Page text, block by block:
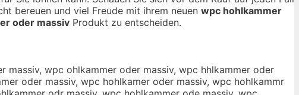
bereuen und viel Freude mit ihrem neuen wpc hohlkammer
oder massiv Produkt zu entscheiden.
oder massiv, wpüc hohlkammer oder massiv, w0pc hohlkammer oder massiv, wp0c hohlkammer oder massiv, wßpc hohlkammer oder massiv, wpßc hohlkammer oder massiv, wp c hohlkammer oder massiv, wpc hohlkammer oder massiv, wpxc hohlkammer oder massiv, wpcx hohlkammer oder massiv, wpsc hohlkammer oder massiv, wpcs hohlkammer oder massiv, wpdc hohlkammer oder massiv, wpcd hohlkammer oder massiv, wpfc hohlkammer oder massiv, wpcf hohlkammer oder massiv, wpvc hohlkammer oder massiv, wpcv hohlkammer oder massiv, wpc bhohlkammer oder massiv, wpc hbohlkammer oder massiv, wpc ghohlkammer oder massiv, wpc hgohlkammer oder massiv, wpc thohlkammer oder massiv, wpc htohlkammer oder massiv, wpc yhohlkammer oder massiv, wpc hyohlkammer oder massiv, wpc uhohlkammer oder massiv, wpc huohlkammer oder massiv, wpc jhohlkammer oder massiv, wpc hjohlkammer oder massiv, wpc mhohlkammer oder massiv, wpc hmohlkammer oder massiv, wpc nhohlkammer oder massiv, wpc hnohlkammer oder massiv, wpc hiohlkammer oder massiv, wpc hoihlkammer oder massiv, wpc hkohlkammer oder massiv, wpc hokhlkammer oder massiv, wpc hlohlkammer oder massiv, wpc holhlkammer oder massiv, wpc hpohlkammer oder massiv, wpc hophlkammer oder massiv, wpc h9ohlkammer oder massiv, wpc ho9hlkammer oder massiv, wpc h0ohlkammer oder massiv, wpc ho0hlkammer oder massiv, wpc hobhlkammer oder massiv, wpc hohblkammer oder massiv, wpc hoghlkammer oder massiv, wpc hohglkammer oder massiv, wpc hothlkammer oder massiv, wpc hohtlkammer oder massiv, wpc hoyhlkammer oder massiv, wpc hohylkammer oder massiv, wpc houhlkammer oder massiv, wpc hohulkammer oder massiv, wpc hojhlkammer oder massiv, wpc hohjlkammer oder massiv, wpc homhlkammer oder massiv, wpc hohmlkammer oder massiv, wpc honhlkammer oder massiv, wpc hohnlkammer oder massiv, wpc hohplkammer oder massiv, wpc hohlpkammer oder massiv, wpc hoholkammer oder massiv, wpc hohlokammer oder massiv, wpc hohilkammer oder massiv, wpc hohlikammer oder massiv, wpc hohklkammer oder massiv, wpc hohlmkammer oder massiv, wpc hohlukammer oder massiv, wpc hohlkuammer oder massiv, wpc hohljkammer oder massiv, wpc hohlkjammer oder massiv, wpc hohlkmammer oder massiv, wpc hohlklammer oder massiv, wpc hohlkoammer oder massiv, wpc hohlkqammer oder massiv, wpc hohlkaqmmer oder massiv, wpc hohlkwammer oder massiv, wpc hohlkawmmer oder massiv, wpc hohlkzammer oder massiv, wpc hohlkazmmer oder massiv, wpc hohlkxammer oder massiv, wpc hohlkaxmmer oder massiv, wpc hohlka mmer oder massiv, wpc hohlkam mer oder massiv, wpc hohlkanmmer oder massiv, wpc hohlkamnmer oder massiv, wpc hohlkahmmer oder massiv, wpc hohlkamhmer oder massiv, wpc hohlkajmmer oder massiv, wpc hohlkamjmer oder massiv, wpc hohlkakmmer oder massiv, wpc hohlkamkmer oder massiv, wpc hohlkalmmer oder massiv, wpc hohlkamlmer oder massiv, wpc hohlkamm er oder massiv, wpc hohlkammner oder massiv, wpc hohlkammher oder massiv, wpc hohlkammjer oder massiv, wpc hohlkammker oder massiv, wpc hohlkammler oder massiv, wpc hohlkammwer oder massiv, wpc hohlkammewr oder massiv, wpc hohlkammser oder massiv, wpc hohlkammesr oder massiv, wpc hohlkammder oder massiv, wpc hohlkammedr oder massiv, wpc hohlkammfer oder massiv, wpc hohlkammefr oder massiv, wpc hohlkammrer oder massiv, wpc hohlkamm3er oder massiv, wpc hohlkamme3r oder massiv, wpc hohlkamm4er oder massiv, wpc hohlkamme4r oder massiv, wpc hohlkammere oder massiv, wpc hohlkammerd oder massiv, wpc hohlkammerf oder massiv, wpc hoh